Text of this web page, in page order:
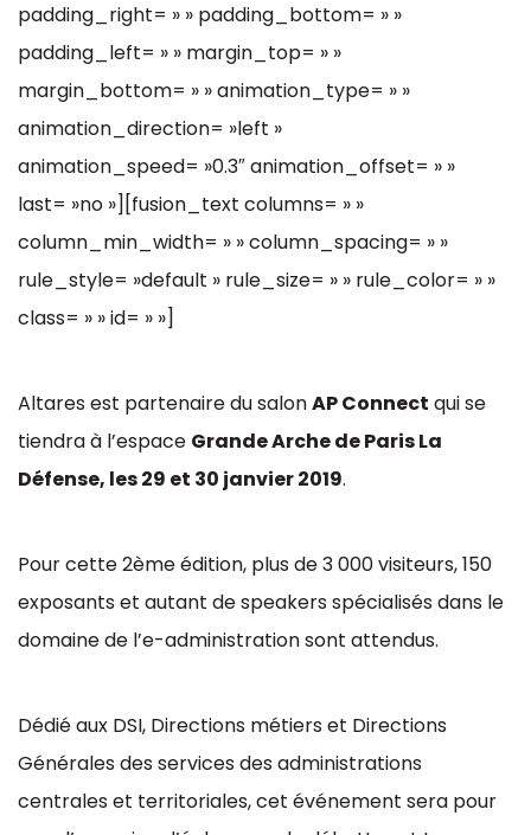
padding_right= » » padding_bottom= » »
padding_left= » » margin_top= » »
margin_bottom= » » animation_type= » »
animation_direction= »left »
animation_speed= »0.3″ animation_offset= » »
last= »no »][fusion_text columns= » »
column_min_width= » » column_spacing= » »
rule_style= »default » rule_size= » » rule_color= » »
class= » » id= » »]
Altares est partenaire du salonAP Connect qui se
tiendra à l’espace Grande Arche de Paris La
Défense, les 29 et 30 janvier 2019.
Pour cette 2ème édition, plus de 3 000 visiteurs, 150
exposants et autant de speakers spécialisés dans le
domaine de l’e-administration sont attendus.
Dédié aux DSI, Directions métiers et Directions
Générales des services des administrations
centrales et territoriales, cet événement sera pour